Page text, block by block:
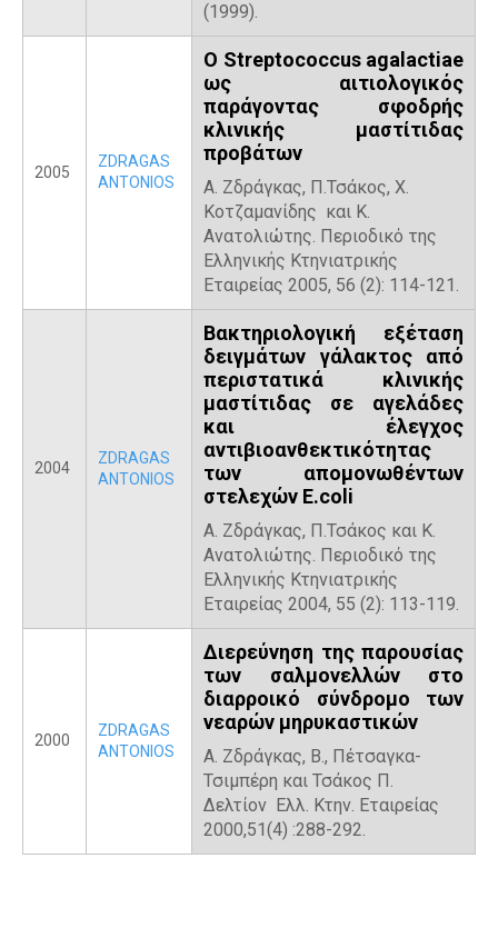
(1999).
2005
ZDRAGAS
ANTONIOS
Ο Streptococcus agalactiae
ως αιτιολογικός
παράγοντας σφοδρής
κλινικής μαστίτιδας
προβάτων
Α. Ζδράγκας, Π.Τσάκος, Χ.
Κοτζαμανίδης και Κ.
Ανατολιώτης. Περιοδικό της
Ελληνικής Κτηνιατρικής
Εταιρείας 2005, 56 (2): 114-121.
2004
ZDRAGAS
ANTONIOS
Βακτηριολογική εξέταση
δειγμάτων γάλακτος από
περιστατικά κλινικής
μαστίτιδας σε αγελάδες
και έλεγχος
αντιβιοανθεκτικότητας
των απομονωθέντων
στελεχών E.coli
Α. Ζδράγκας, Π.Τσάκος και Κ.
Ανατολιώτης. Περιοδικό της
Ελληνικής Κτηνιατρικής
Εταιρείας 2004, 55 (2): 113-119.
2000
ZDRAGAS
ANTONIOS
Διερεύνηση της παρουσίας
των σαλμονελλών στο
διαρροικό σύνδρομο των
νεαρών μηρυκαστικών
Α. Ζδράγκας, Β., Πέτσαγκα-
Τσιμπέρη και Τσάκος Π.
Δελτίον Ελλ. Κτην. Εταιρείας
2000,51(4) :288-292.